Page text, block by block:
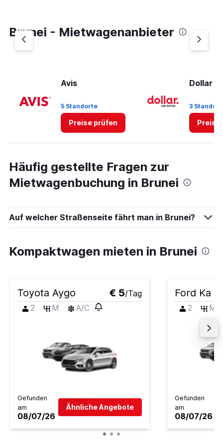
Brunei - Mietwagenanbieter
Avis
5 Standorte
Preise prüfen
Dollar
3
Preise
Häufig gestellte Fragen zur
Mietwagenbuchung in Brunei
Auf welcher Straßenseite fährt man in Brunei?
Kompaktwagen mieten in Brunei
Toyota Aygo € 5/Tag
2
M A/C
Gefunden
am
08/07/26
Ähnliche Angebote
Ford Ka
2 M
Gefunden
am
08/07/26